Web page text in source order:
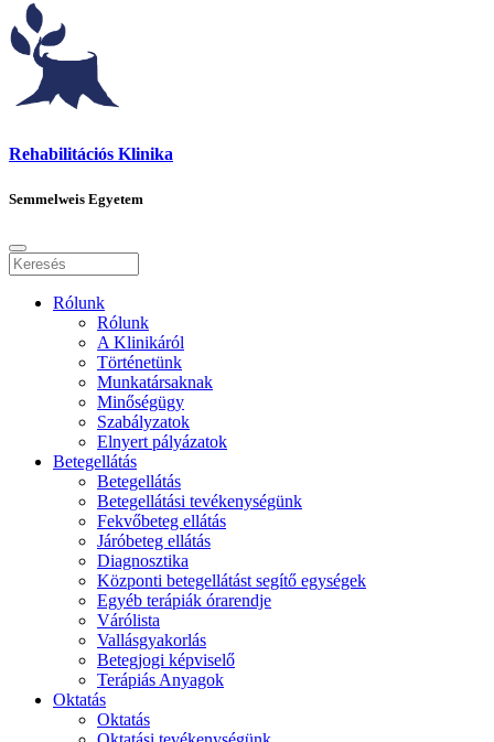
Rehabilitációs Klinika
Semmelweis Egyetem
Rólunk
Rólunk
A Klinikáról
Történetünk
Munkatársaknak
Minőségügy
Szabályzatok
Elnyert pályázatok
Betegellátás
Betegellátás
Betegellátási tevékenységünk
Fekvőbeteg ellátás
Járóbeteg ellátás
Diagnosztika
Központi betegellátást segítő egységek
Egyéb terápiák órarendje
Várólista
Vallásgyakorlás
Betegjogi képviselő
Terápiás Anyagok
Oktatás
Oktatás